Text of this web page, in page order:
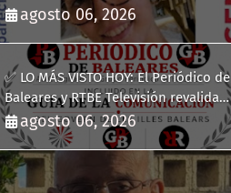
del Pinatar
agosto 06, 2026
✅ LO MÁS VISTO HOY: El Periódico de
Baleares y RTBE Televisión revalidan
más de cinco años en la Guía de la
Comunicación del Govern de les Illes
Balears
agosto 06, 2026